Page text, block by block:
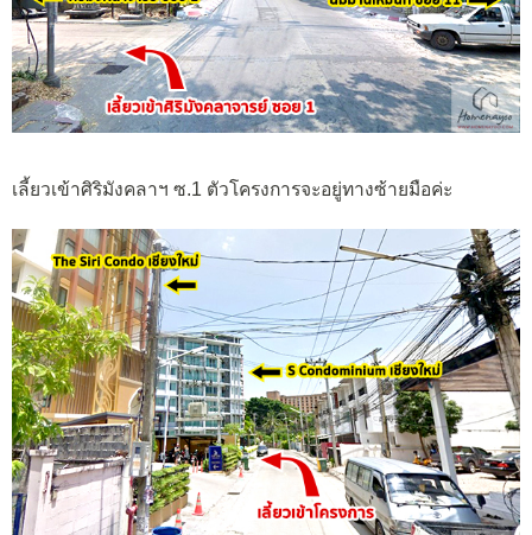
เลี้ยวเข้าศิริมังคลาฯ ซ.1 ตัวโครงการจะอยู่ทางซ้ายมือค่ะ